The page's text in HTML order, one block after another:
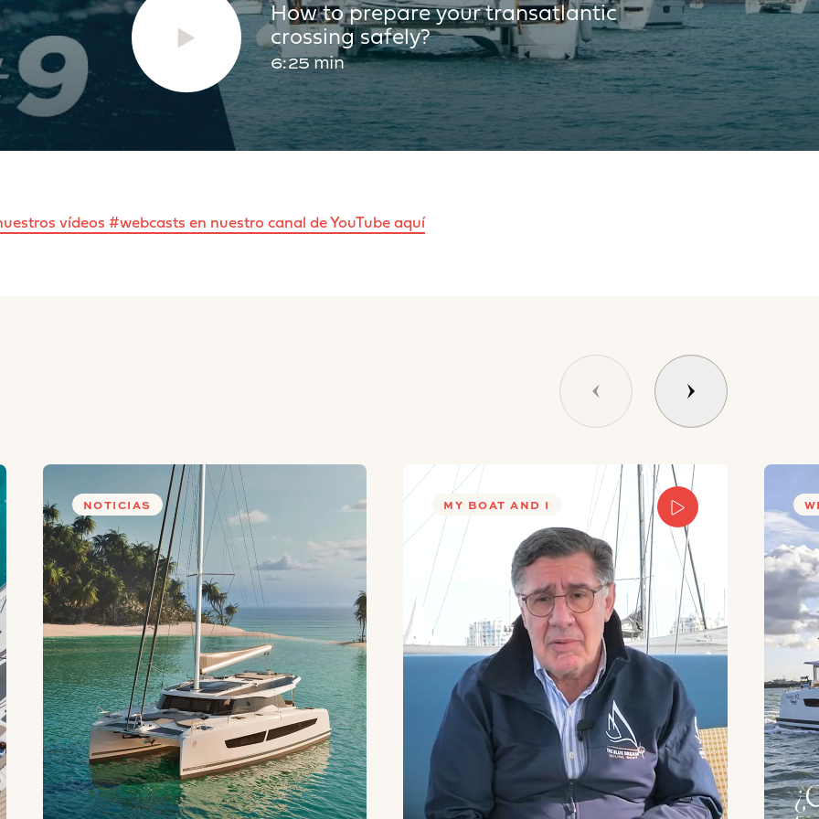
How to prepare your transatlantic
crossing safely?
6:25 min
vídeos #webcasts en nuestro canal de YouTube aquí
Anterior
siguiente
NOTICIAS MY BOAT AND I
12.10m 13.26m
6.92m 7.44m
100m² 123m²
350L 2 x 350L
USO
31.2m²
14m²